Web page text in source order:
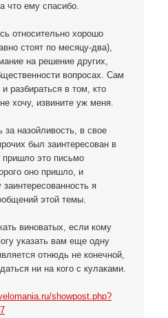
что ему спасибо.
относительно хорошо
стоят по месяцу-два),
на решение других,
вопросах. Сам
разбираться в том, кто
хочу, извините уж меня.
назойливость, в свое
был заинтересован в
пришло это письмо
оно пришло, и
я
этой темы.
виноватых, если кому
указать вам еще одну
отнюдь не конечной,
ни на кого с кулаками.
showpost.php?